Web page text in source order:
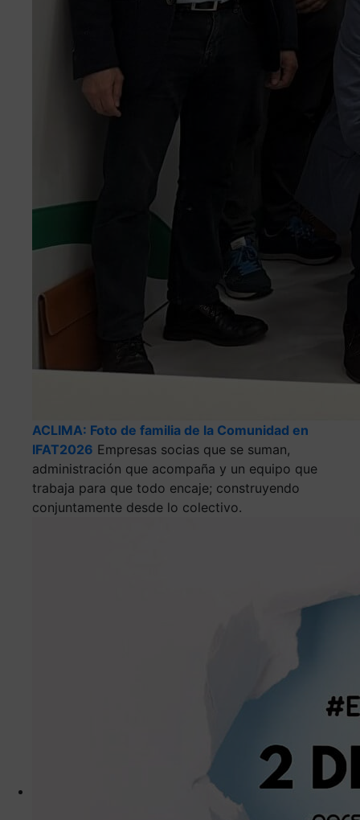
ACLIMA: Foto de familia de la Comunidad en
IFAT2026 Empresas socias que se suman,
administración que acompaña y un equipo que
trabaja para que todo encaje; construyendo
conjuntamente desde lo colectivo.